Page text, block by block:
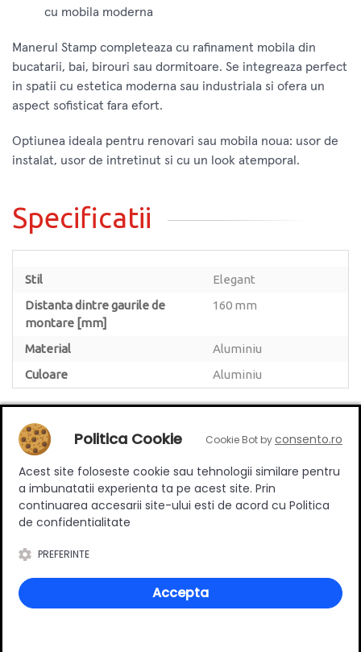
cu mobila moderna
Manerul Stamp completeaza cu rafinament mobila din
bucatarii, bai, birouri sau dormitoare. Se integreaza perfect
in spatii cu estetica moderna sau industriala si ofera un
aspect sofisticat fara efort.
Optiunea ideala pentru renovari sau mobila noua: usor de
instalat, usor de intretinut si cu un look atemporal.
Specificatii
Stil
Elegant
Distanta dintre gaurile de
montare [mm]
160 mm
Material
Aluminiu
Culoare
Aluminiu
Review-uri
Deții sau ai utilizat produsul?
Spune-ți părerea acordând o nota produsului
Politica Cookie Cookie Bot byconsento.ro
Acest site foloseste cookie sau tehnologii similare pentru
a imbunatatii experienta ta pe acest site. Prin
continuarea accesarii site-ului esti de acord cu Politica
de confidentialitate
PREFERINTE
Accepta